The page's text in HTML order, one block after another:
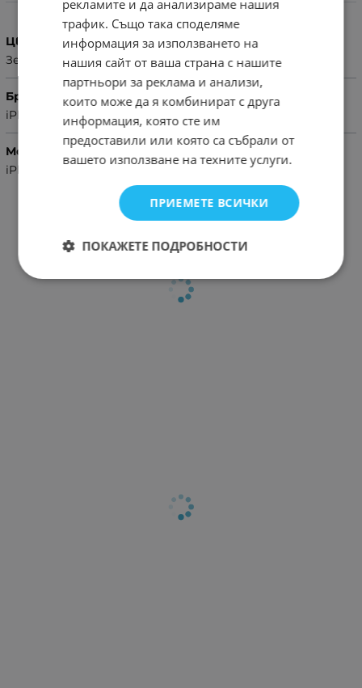
Цвят
Зелен
Бранд
iPhone
Модел Телефон
iPhone 15
рекламите и да анализираме нашия
трафик. Също така споделяме
информация за използването на
нашия сайт от ваша страна с нашите
партньори за реклама и анализи,
които може да я комбинират с друга
информация, която сте им
предоставили или която са събрали от
вашето използване на техните услуги.
ПРИЕМЕТЕ ВСИЧКИ
ПОКАЖЕТЕ ПОДРОБНОСТИ